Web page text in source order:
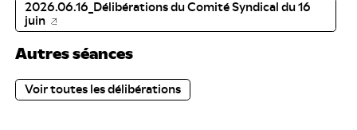
2026.06.16_Délibérations du Comité Syndical du 16
juin
Autres séances
Voir toutes les délibérations